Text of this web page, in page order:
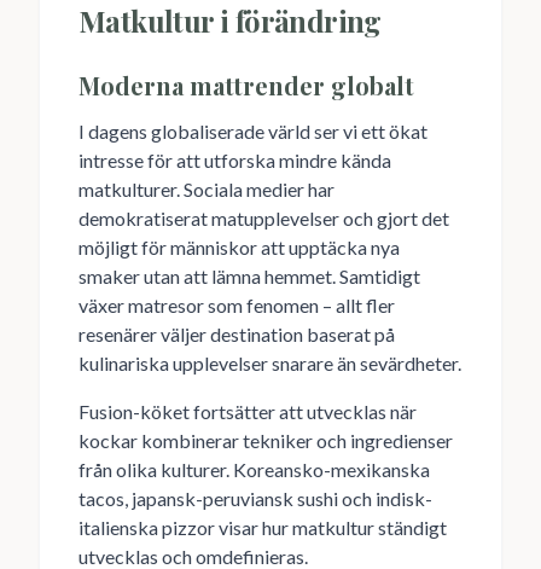
Matkultur i förändring
Moderna mattrender globalt
I dagens globaliserade värld ser vi ett ökat
intresse för att utforska mindre kända
matkulturer. Sociala medier har
demokratiserat matupplevelser och gjort det
möjligt för människor att upptäcka nya
smaker utan att lämna hemmet. Samtidigt
växer matresor som fenomen – allt fler
resenärer väljer destination baserat på
kulinariska upplevelser snarare än sevärdheter.
Fusion-köket fortsätter att utvecklas när
kockar kombinerar tekniker och ingredienser
från olika kulturer. Koreansko-mexikanska
tacos, japansk-peruviansk sushi och indisk-
italienska pizzor visar hur matkultur ständigt
utvecklas och omdefinieras.